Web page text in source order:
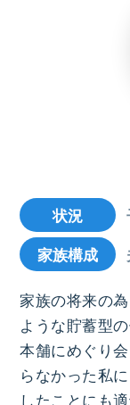
状況
家族構成
家族の将来の
ような貯蓄型
本舗にめぐり
らなかった私
したことにも